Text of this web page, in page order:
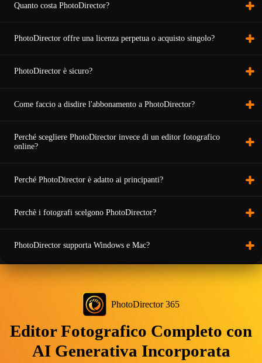
Quanto costa PhotoDirector?
PhotoDirector offre una licenza perpetua o acquisto singolo?
PhotoDirector è sicuro?
Come faccio a disdire l'abbonamento a PhotoDirector?
Perché scegliere PhotoDirector invece di un editor fotografico
online?
Perché PhotoDirector è adatto ai principanti?
Perchè i fotografi scelgono PhotoDirector?
PhotoDirector supporta Windows e Mac?
PhotoDirector 365
Editor Fotografico Completo con
AI Generativa Incorporata